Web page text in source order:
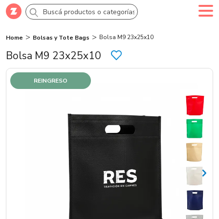
Comprar Creá tu cuenta Ingresá
Categorías
Bolsa M9 23x25x10
Home Bolsas y Tote Bags Bolsa M9 23x25x10
REINGRESO